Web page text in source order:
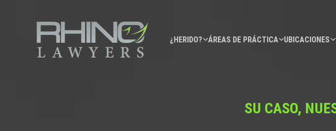
¿HERIDO? ÁREAS DE PRÁCTICA UBICACIONES
SU CASO,